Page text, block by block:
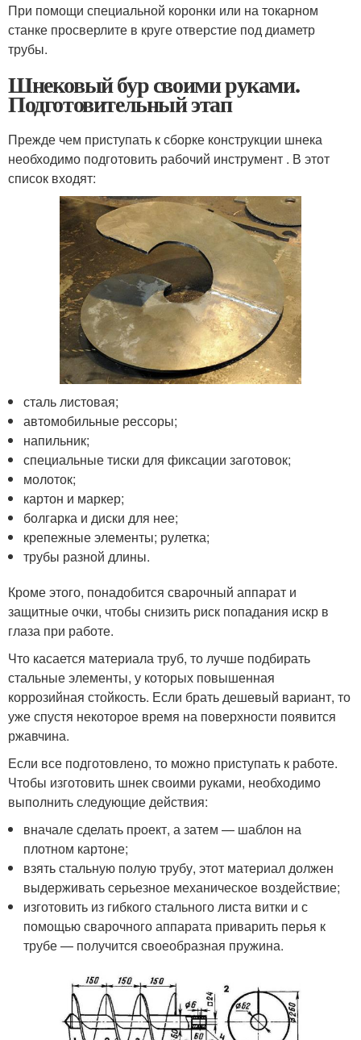
При помощи специальной коронки или на токарном
станке просверлите в круге отверстие под диаметр
трубы.
Шнековый бур своими руками.
Подготовительный этап
Прежде чем приступать к сборке конструкции шнека
необходимо подготовить рабочий инструмент . В этот
список входят:
сталь листовая;
автомобильные рессоры;
напильник;
специальные тиски для фиксации заготовок;
молоток;
картон и маркер;
болгарка и диски для нее;
крепежные элементы; рулетка;
трубы разной длины.
Кроме этого, понадобится сварочный аппарат и
защитные очки, чтобы снизить риск попадания искр в
глаза при работе.
Что касается материала труб, то лучше подбирать
стальные элементы, у которых повышенная
коррозийная стойкость. Если брать дешевый вариант, то
уже спустя некоторое время на поверхности появится
ржавчина.
Если все подготовлено, то можно приступать к работе.
Чтобы изготовить шнек своими руками, необходимо
выполнить следующие действия:
вначале сделать проект, а затем — шаблон на
плотном картоне;
взять стальную полую трубу, этот материал должен
выдерживать серьезное механическое воздействие;
изготовить из гибкого стального листа витки и с
помощью сварочного аппарата приварить перья к
трубе — получится своеобразная пружина.